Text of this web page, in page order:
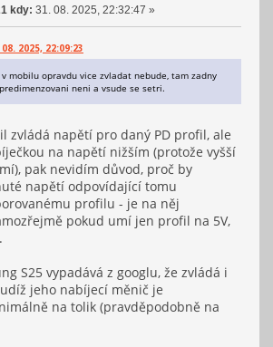
kdy: 31. 08. 2025, 22:32:47 »
2025, 22:09:23
mobilu opravdu vice zvladat nebude, tam zadny
neni a vsude se setri.
zvládá napětí pro daný PD profil, ale
na napětí nižším (protože vyšší
pak nevidím důvod, proč by
napětí odpovídající tomu
profilu - je na něj
pokud umí jen profil na 5V,
S25 vypadává z googlu, že zvládá i
jeho nabíjecí měnič je
na tolik (pravděpodobně na